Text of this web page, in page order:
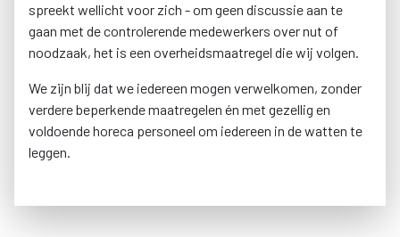
spreekt wellicht voor zich - om geen discussie aan te
gaan met de controlerende medewerkers over nut of
noodzaak, het is een overheidsmaatregel die wij volgen.
We zijn blij dat we iedereen mogen verwelkomen, zonder
verdere beperkende maatregelen én met gezellig en
voldoende horeca personeel om iedereen in de watten te
leggen.